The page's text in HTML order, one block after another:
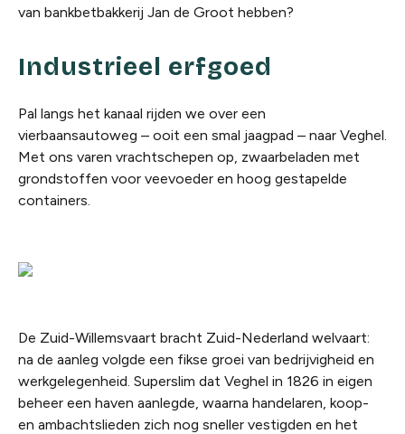
van bankbetbakkerij Jan de Groot hebben?
Industrieel erfgoed
Pal langs het kanaal rijden we over een
vierbaansautoweg – ooit een smal jaagpad – naar Veghel.
Met ons varen vrachtschepen op, zwaarbeladen met
grondstoffen voor veevoeder en hoog gestapelde
containers.
De Zuid-Willemsvaart bracht Zuid-Nederland welvaart:
na de aanleg volgde een fikse groei van bedrijvigheid en
werkgelegenheid. Superslim dat Veghel in 1826 in eigen
beheer een haven aanlegde, waarna handelaren, koop-
en ambachtslieden zich nog sneller vestigden en het